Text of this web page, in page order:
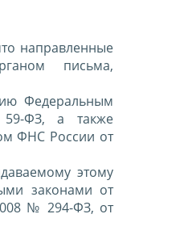
направленные
письма,
Федеральным
ФЗ, а также
ФНС России от
этому
законами от
№ 294-ФЗ, от